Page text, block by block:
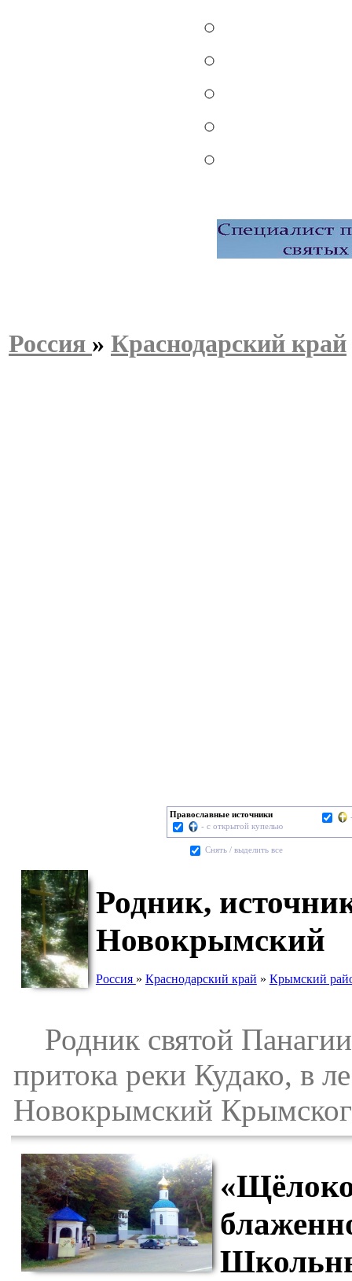
Россия » Краснодарский край
Православные источники
- с открытой купелью
Cнять / выделить все
Родник,
Новокрымский
Россия » Краснодарский край » Крымский
Родник святой
притока реки Кудако, в
Новокрымский